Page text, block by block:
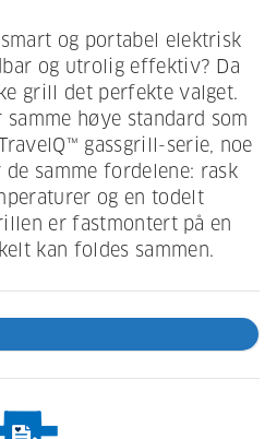
og portabel elektrisk
og utrolig effektiv? Da
grill det perfekte valget.
høye standard som
gassgrill-serie, noe
samme fordelene: rask
og en todelt
er fastmontert på en
kan foldes sammen.